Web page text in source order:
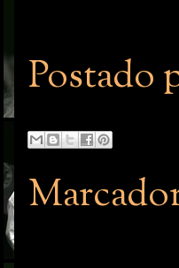
Postado